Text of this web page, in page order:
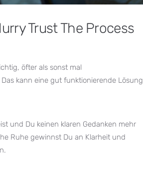
Trust The Process
öfter als sonst mal
kann eine gut funktionierende Lösung
und Du keinen klaren Gedanken mehr
Ruhe gewinnst Du an Klarheit und